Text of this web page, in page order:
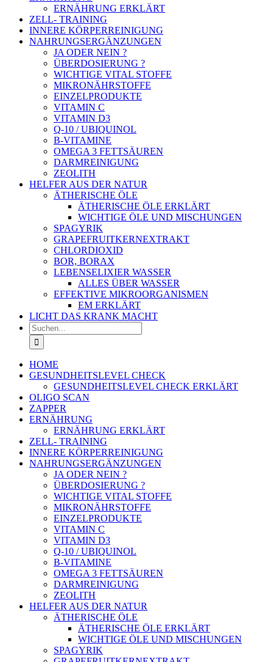
ERNÄHRUNG ERKLÄRT
ZELL- TRAINING
INNERE KÖRPERREINIGUNG
NAHRUNGSERGÄNZUNGEN
JA ODER NEIN ?
ÜBERDOSIERUNG ?
WICHTIGE VITAL STOFFE
MIKRONÄHRSTOFFE
EINZELPRODUKTE
VITAMIN C
VITAMIN D3
Q-10 / UBIQUINOL
B-VITAMINE
OMEGA 3 FETTSÄUREN
DARMREINIGUNG
ZEOLITH
HELFER AUS DER NATUR
ÄTHERISCHE ÖLE
ÄTHERISCHE ÖLE ERKLÄRT
WICHTIGE ÖLE UND MISCHUNGEN
SPAGYRIK
GRAPEFRUITKERNEXTRAKT
CHLORDIOXID
BOR, BORAX
LEBENSELIXIER WASSER
ALLES ÜBER WASSER
EFFEKTIVE MIKROORGANISMEN
EM ERKLÄRT
LICHT DAS KRANK MACHT
Suche
nach:
HOME
GESUNDHEITSLEVEL CHECK
GESUNDHEITSLEVEL CHECK ERKLÄRT
OLIGO SCAN
ZAPPER
ERNÄHRUNG
ERNÄHRUNG ERKLÄRT
ZELL- TRAINING
INNERE KÖRPERREINIGUNG
NAHRUNGSERGÄNZUNGEN
JA ODER NEIN ?
ÜBERDOSIERUNG ?
WICHTIGE VITAL STOFFE
MIKRONÄHRSTOFFE
EINZELPRODUKTE
VITAMIN C
VITAMIN D3
Q-10 / UBIQUINOL
B-VITAMINE
OMEGA 3 FETTSÄUREN
DARMREINIGUNG
ZEOLITH
HELFER AUS DER NATUR
ÄTHERISCHE ÖLE
ÄTHERISCHE ÖLE ERKLÄRT
WICHTIGE ÖLE UND MISCHUNGEN
SPAGYRIK